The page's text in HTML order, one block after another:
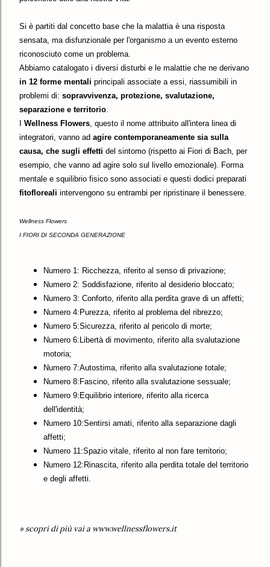
Si è partiti dal concetto base che la malattia è una risposta
sensata, ma disfunzionale per l'organismo a un evento esterno
riconosciuto come un problema.
Abbiamo catalogato i diversi disturbi e le malattie che ne derivano
in 12 forme mentali principali associate a essi, riassumibili in
problemi di: sopravvivenza, protezione, svalutazione,
separazione e territorio.
Wellness Flowers, questo il nome attribuito all'intera linea di
integratori, vanno ad agire contemporaneamente sia sulla
causa, che sugli effetti del sintomo (rispetto ai Fiori di Bach, per
esempio, che vanno ad agire solo sul livello emozionale). Forma
mentale e squilibrio fisico sono associati e questi dodici preparati
fitofloreali intervengono su entrambi per ripristinare il benessere.
Wellness Flowers
I FIORI DI SECONDA GENERAZIONE
Numero 1: Ricchezza, riferito al senso di privazione;
Numero 2: Soddisfazione, riferito al desiderio bloccato;
Numero 3: Conforto, riferito alla perdita grave di un affetti;
Numero 4:Purezza, riferito al problema del ribrezzo;
Numero 5:Sicurezza, riferito al pericolo di morte;
Numero 6:Libertà di movimento, riferito alla svalutazione
motoria;
Numero 7:Autostima, riferito alla svalutazione totale;
Numero 8:Fascino, riferito alla svalutazione sessuale;
Numero 9:Equilibrio interiore, riferito alla ricerca
dell'identità;
Numero 10:Sentirsi amati, riferito alla separazione dagli
affetti;
Numero 11:Spazio vitale, riferito al non fare territorio;
Numero 12:Rinascita, riferito alla perdita totale del territorio
e degli affetti.
» scopri di più vai a www.wellnessflowers.it